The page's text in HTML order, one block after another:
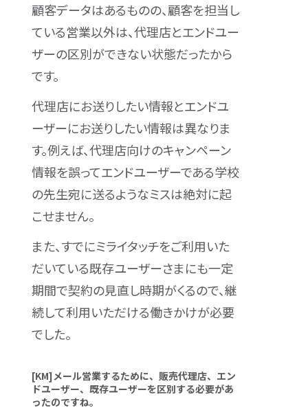
顧客データはあるものの、顧客を担当し
ている営業以外は、代理店とエンドユー
ザーの区別ができない状態だったから
です。
代理店にお送りしたい情報とエンドユ
ーザーにお送りしたい情報は異なりま
す。例えば、代理店向けのキャンペーン
情報を誤ってエンドユーザーである学校
の先生宛に送るようなミスは絶対に起
こせません。
また、すでにミライタッチをご利用いた
だいている既存ユーザーさまにも一定
期間で契約の見直し時期がくるので、継
続して利用いただける働きかけが必要
でした。
[KM]メール営業するために、販売代理店、エン
ドユーザー、既存ユーザーを区別する必要があ
ったのですね。